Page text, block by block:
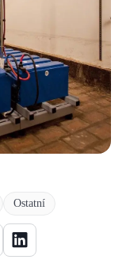
Ostatní
na X
článek na Facebooku
Sdílet článek na